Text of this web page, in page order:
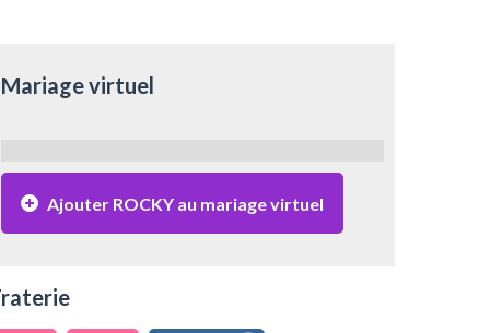
Mariage virtuel
Ajouter ROCKY au mariage virtuel